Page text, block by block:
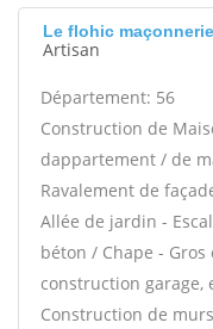
Le flohic
Artisan
Département: 56
Construction de
dappartement / de
Ravalement de
Allée de jardin -
béton / Chape -
construction garage,
Construction de